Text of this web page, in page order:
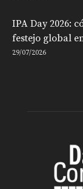
IPA Day 2026:
festejo global
29/07/2026